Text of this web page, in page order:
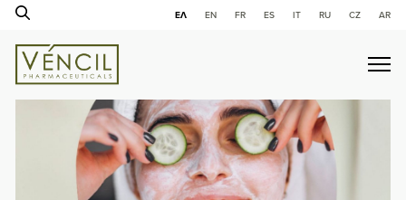
ΕΛ ΕΝ ES IT RU CZ AR
FR